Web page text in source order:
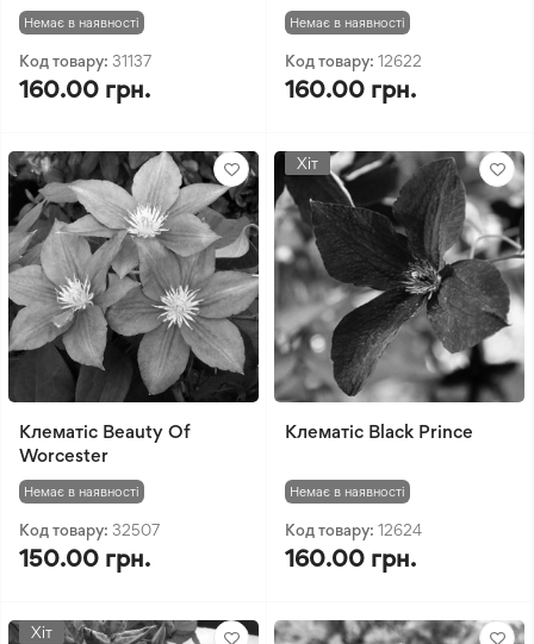
Немає в наявності
Код товару: 31137
160.00 грн.
Немає в наявності
Код товару: 12622
160.00 грн.
Клематіс Beauty Of
Worcester
Немає в наявності
Код товару: 32507
150.00 грн.
Хіт
Клематіс Black Prince
Немає в наявності
Код товару: 12624
160.00 грн.
Хіт